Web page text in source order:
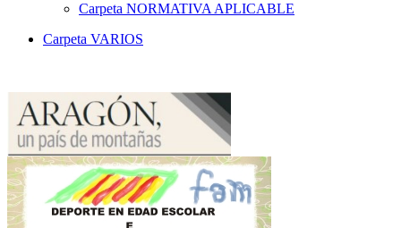
Carpeta NORMATIVA APLICABLE
Carpeta VARIOS